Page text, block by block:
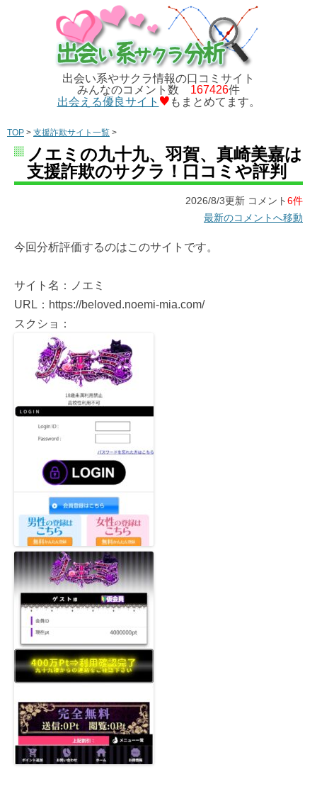
出会い系やサクラ情報の口コミサイト
みんなのコメント数 167426件
出会える優良サイト
もまとめてます。
TOP > 支援詐欺サイト一覧 >
ノエミの九十九、羽賀、真崎美嘉は
支援詐欺のサクラ！口コミや評判
2026/8/3更新 コメント6件
最新のコメントへ移動
今回分析評価するのはこのサイトです。
サイト名：ノエミ
URL：https://beloved.noemi-mia.com/
スクショ：